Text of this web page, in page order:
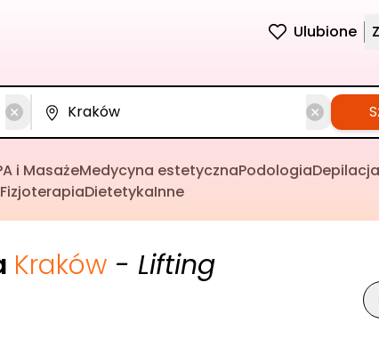
Ulubione
i MasażeMedycyna estetycznaPodologiaDepilacja
FizjoterapiaDietetykaInne
Kraków - Lifting